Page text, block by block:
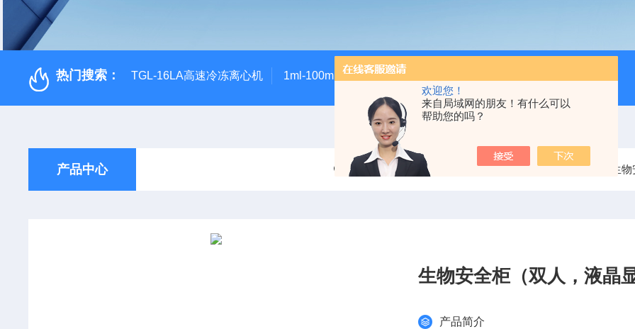
欢迎您！
来自局域网的朋友！有什么可以
帮助您的吗？
热门搜索： TGL-16LA高速冷冻离心机 1ml-100ml气密性进样针
产品中心 当前位置： 产品中心 实验室仪器及耗材 生
生物安全柜（双人，液晶显
产品简介